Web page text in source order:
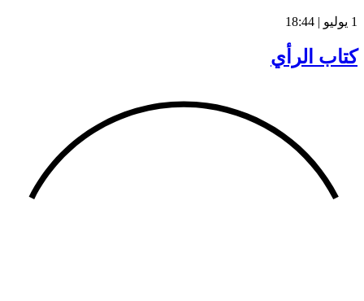
1 يوليو | 18:44
كتاب الرأي